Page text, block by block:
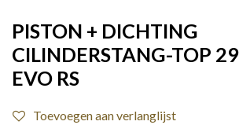
PISTON + DICHTING
CILINDERSTANG-TOP
EVO RS
Toevoegen aan verlanglijst